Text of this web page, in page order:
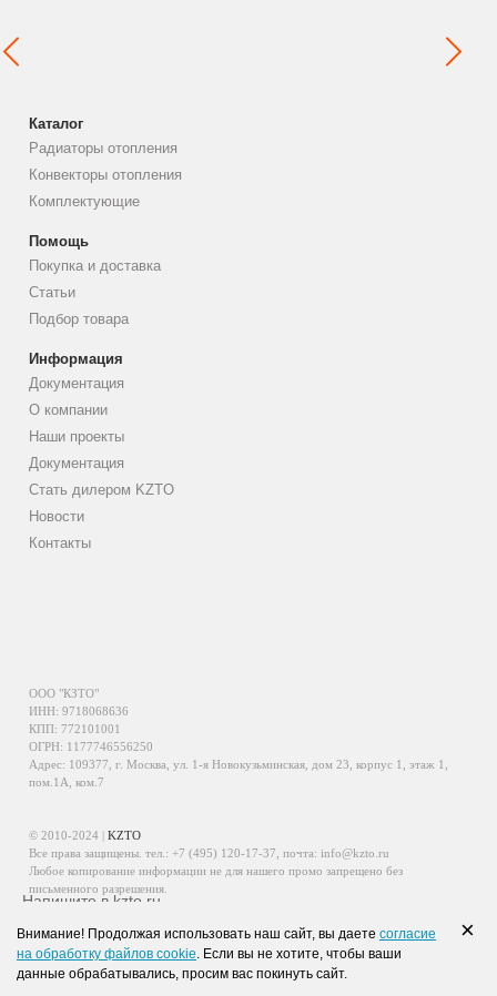
Каталог
Радиаторы отопления
Конвекторы отопления
Комплектующие
Помощь
Покупка и доставка
Статьи
Подбор товара
Информация
Документация
О компании
Наши проекты
Документация
Стать дилером KZTO
Новости
Контакты
ООО "КЗТО"
ИНН: 9718068636
КПП: 772101001
ОГРН: 1177746556250
Адрес: 109377, г. Москва, ул. 1-я Новокузьминская, дом 23, корпус 1, этаж 1,
пом.1А, ком.7
© 2010-2024 |KZTO
Все права защищены. тел.: +7 (495) 120-17-37 , почта: info@kzto.ru
Любое копирование информации не для нашего промо запрещено без
письменного разрешения.
Информация, размещенная на сайте, не является публичной офертой.
Политика обработки персональных данных
Политика конфиденциальности персональных данных
Напишите в kzto.ru
WhatsApp
Telegram
×
Внимание! Продолжая использовать наш сайт, вы даете согласие
на обработку файлов cookie. Если вы не хотите, чтобы ваши
данные обрабатывались, просим вас покинуть сайт.